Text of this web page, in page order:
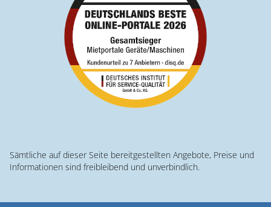
Sämtliche auf dieser Seite bereitgestellten Angebote, Preise und
Informationen sind freibleibend und unverbindlich.